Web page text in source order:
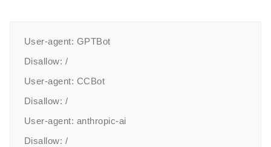
User-agent: GPTBot
Disallow: /
User-agent: CCBot
Disallow: /
User-agent: anthropic-ai
Disallow: /